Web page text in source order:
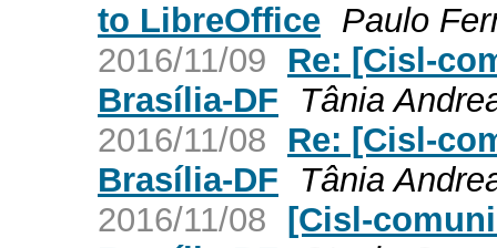
to LibreOffice Paulo
2016/11/09
Re: [Cisl-
Brasília-DF
Tânia
2016/11/08
Re: [Cisl-
Brasília-DF
Tânia
2016/11/08 [Cisl-